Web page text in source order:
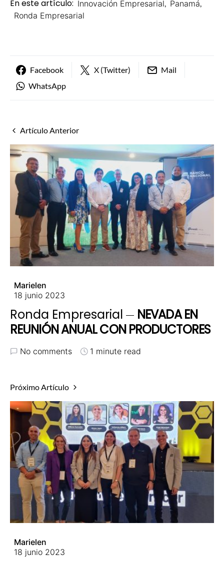
En este artículo: Innovación Empresarial, Panamá,
Ronda Empresarial
Facebook X (Twitter)
Mail
WhatsApp
Artículo Anterior
Marielen
18 junio 2023
Ronda Empresarial
NEVADA EN
REUNIÓN ANUAL CON PRODUCTORES
No comments 1 minute read
Próximo Artículo
Marielen
18 junio 2023